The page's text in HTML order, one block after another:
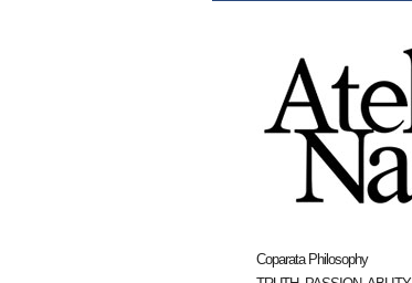
Coparata Philosophy